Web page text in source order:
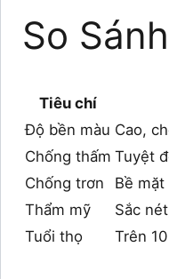
So
Tiêu chí
Độ bền màu Cao,
Chống thấm Tuyệt
Chống trơn
Bề
Thẩm mỹ
Sắc
Tuổi thọ
Trên